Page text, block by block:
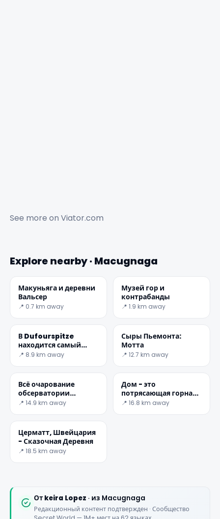
See more on Viator.com
Explore nearby · Macugnaga
Макуньяга и деревни
Вальсер
📍 0.7 km away
Музей гор и
контрабанды
📍 1.9 km away
В Dufourspitze
находится самый
высокий пик Монте-
📍 8.9 km away
Сыры Пьемонта:
Мотта
📍 12.7 km away
Всё очарование
обсерватории
Горнерграт
📍 14.9 km away
Дом - это
потрясающая горная
вершина в
📍 16.8 km away
Церматт, Швейцария
- Сказочная Деревня
📍 18.5 km away
Отkeira Lopez · из Macugnaga
Редакционный контент подтвержден · Сообщество
✕
★★★★★